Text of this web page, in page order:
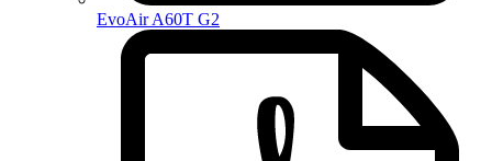
EvoAir A60T G2